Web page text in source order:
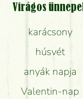
a képen van?
szállításáról?
friss a csokor?
boltban?
Virágos
karácsony
húsvét
anyák napja
Valentin-nap